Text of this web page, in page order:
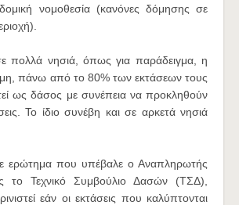
νομοθεσία (κανόνες δόμησης σε
πολλά νησιά, όπως για παράδειγμα, η
πάνω από το 80% των εκτάσεων τους
ως δάσος με συνέπεια να προκληθούν
Το ίδιο συνέβη και σε αρκετά νησιά
ερώτημα που υπέβαλε ο Αναπληρωτής
το Τεχνικό Συμβούλιο Δασών (ΤΣΔ),
εάν οι εκτάσεις που καλύπτονται